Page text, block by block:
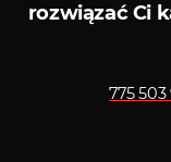
rozwiązać Ci
775 503